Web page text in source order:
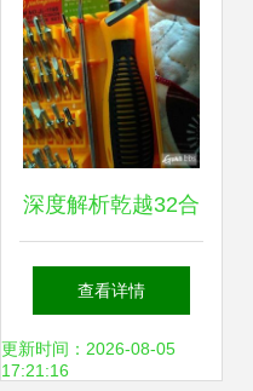
深度解析乾越32合
一多功能螺丝刀 家
庭维修小电器的好
查看详情
更新时间：2026-08-05
17:21:16